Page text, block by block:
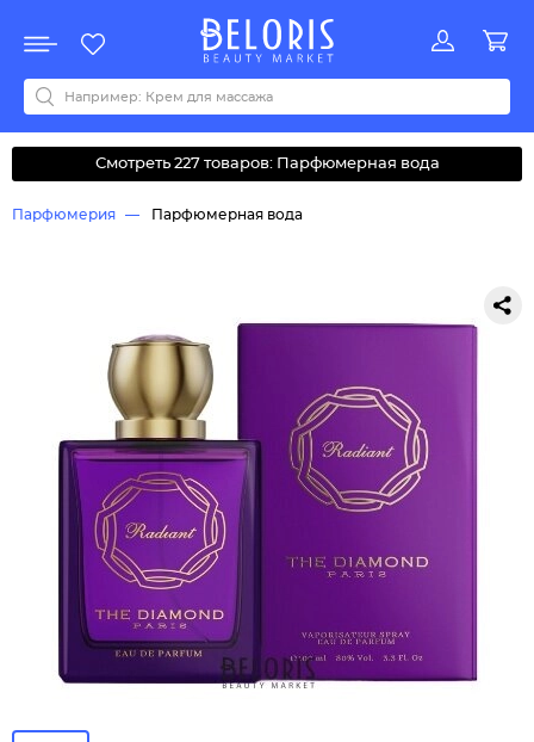
Акции
Все бренды
0-9ABCDEFGHIJKLMNOPQRSTUVWYZАБВДЗИМОКЛНПРСТУФ
Смотреть 227 товаров: Парфюмерная вода
Парфюмерия Парфюмерная вода